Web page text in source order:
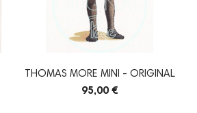
THOMAS MORE MINI - ORIGINAL
95,00 €